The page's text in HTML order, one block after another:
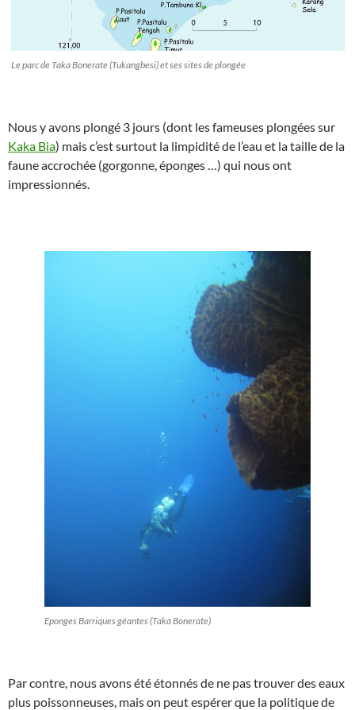
Le parc de Taka Bonerate (Tukangbesi) et ses sites de plongée
Nous y avons plongé 3 jours (dont les fameuses plongées sur
Kaka Bia) mais c’est surtout la limpidité de l’eau et la taille de la
faune accrochée (gorgonne, éponges …) qui nous ont
impressionnés.
Eponges Barriques géantes (Taka Bonerate)
Par contre, nous avons été étonnés de ne pas trouver des eaux
plus poissonneuses, mais on peut espérer que la politique de